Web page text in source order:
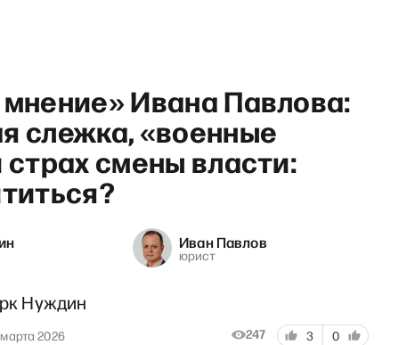
Ивана Павлова:
слежка, «военные
смены власти:
Иван Павлов
юрист
Нуждин
2026 247 3 0
Антоном Рубиным и Дашей